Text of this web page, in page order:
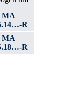
MA
R
MA
R